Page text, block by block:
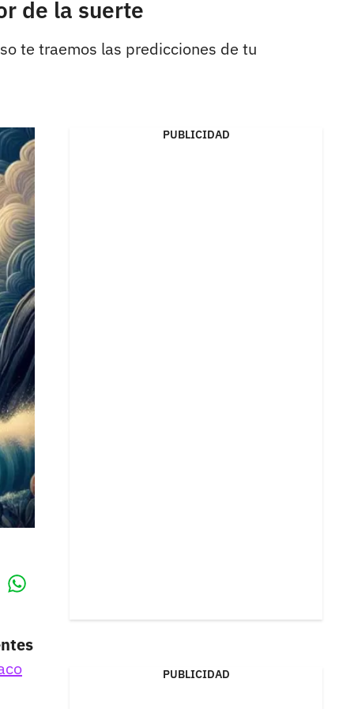
de la suerte
te traemos las predicciones de tu
PUBLICIDAD
PUBLICIDAD